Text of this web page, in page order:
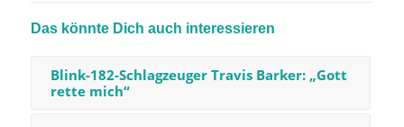
Das könnte Dich auch interessieren
Blink-182-Schlagzeuger Travis Barker: „Gott
rette mich“